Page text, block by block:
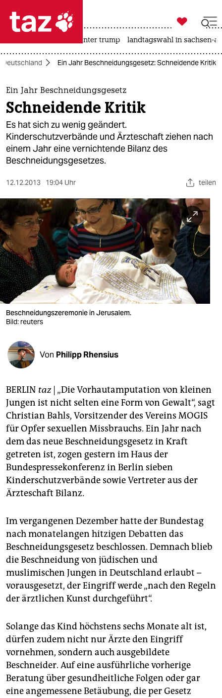
 taz zahl ich
taz zahl ich
themen
politik
öko
gesellschaft
kultur
sport
berlin
nord
wahrheit
verlag
verlag
shop
fragen & hilfe
unterstützen
abo
genossenschaft
epaper login

taz zahl ich
usa unter trump landtagswahl in sachsen-
Deutschland Ein Jahr Beschneidungsgesetz: Schneidende Kritik
Ein Jahr Beschneidungsgesetz
Schneidende Kritik
Es hat sich zu wenig geändert.
Kinderschutzverbände und Ärzteschaft ziehen nach
einem Jahr eine vernichtende Bilanz des
Beschneidungsgesetzes.
12.12.2013 19:04 Uhr teilen
Beschneidungszeremonie in Jerusalem.
Bild: reuters
Von Philipp Rhensius
BERLIN taz| „Die Vorhautamputation von kleinen
Jungen ist nicht selten eine Form von Gewalt“, sagt
Christian Bahls, Vorsitzender des Vereins MOGIS
für Opfer sexuellen Missbrauchs. Ein Jahr nach
dem das neue Beschneidungsgesetz in Kraft
getreten ist, zogen gestern im Haus der
Bundespressekonferenz in Berlin sieben
Kinderschutzverbände sowie Vertreter aus der
Ärzteschaft Bilanz.
Im vergangenen Dezember hatte der Bundestag
nach monatelangen hitzigen Debatten das
Beschneidungsgesetz beschlossen. Demnach blieb
die Beschneidung von jüdischen und
muslimischen Jungen in Deutschland erlaubt –
vorausgesetzt, der Eingriff werde „nach den Regeln
der ärztlichen Kunst durchgeführt“.
Solange das Kind höchstens sechs Monate alt ist,
dürfen zudem nicht nur Ärzte den Eingriff
vornehmen, sondern auch ausgebildete
Beschneider. Auf eine ausführliche vorherige
Beratung über gesundheitliche Folgen oder gar
eine angemessene Betäubung, die per Gesetz